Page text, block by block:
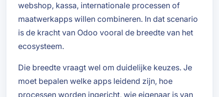
webshop, kassa, internationale processen of
maatwerkapps willen combineren. In dat scenario
is de kracht van Odoo vooral de breedte van het
ecosysteem.
Die breedte vraagt wel om duidelijke keuzes. Je
moet bepalen welke apps leidend zijn, hoe
processen worden ingericht, wie eigenaar is van